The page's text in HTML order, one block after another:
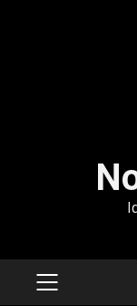
MENÚ